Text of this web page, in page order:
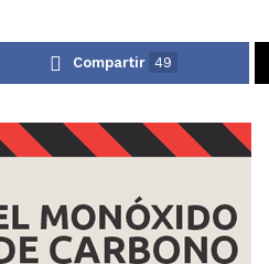
Compartir 49